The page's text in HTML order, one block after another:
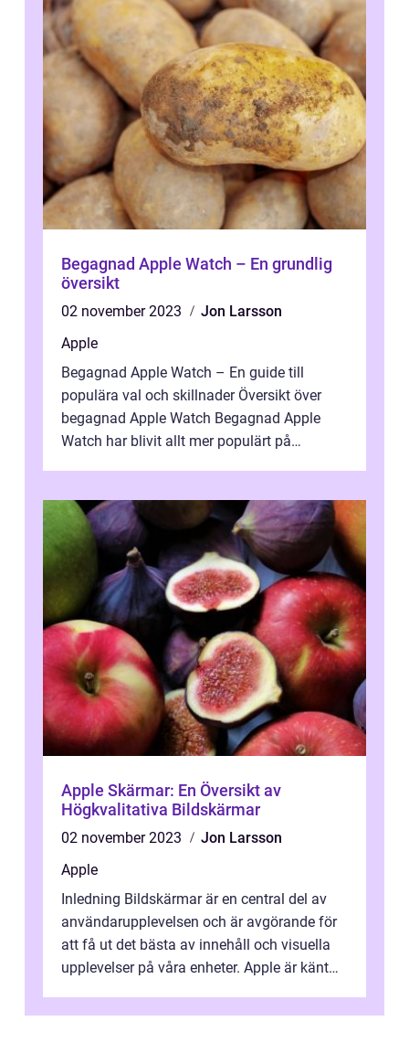
Begagnad Apple Watch – En grundlig
översikt
02 november 2023
Jon Larsson
Apple
Begagnad Apple Watch – En guide till
populära val och skillnader Översikt över
begagnad Apple Watch Begagnad Apple
Watch har blivit allt mer populärt på
Apple Skärmar: En Översikt av
Högkvalitativa Bildskärmar
02 november 2023
Jon Larsson
Apple
Inledning Bildskärmar är en central del av
användarupplevelsen och är avgörande för
att få ut det bästa av innehåll och visuella
upplevelser på våra enheter. Apple är känt